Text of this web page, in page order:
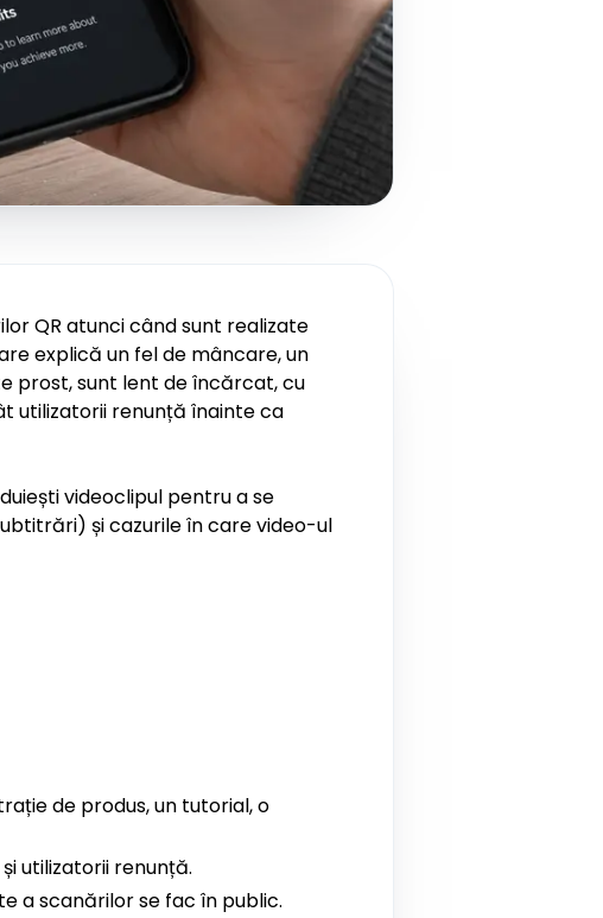
QR atunci când sunt realizate
explică un fel de mâncare, un
prost, sunt lent de încărcat, cu
utilizatorii renunță înainte ca
videoclipul pentru a se
și cazurile în care video-ul
de produs, un tutorial, o
utilizatorii renunță.
a scanărilor se fac în public.